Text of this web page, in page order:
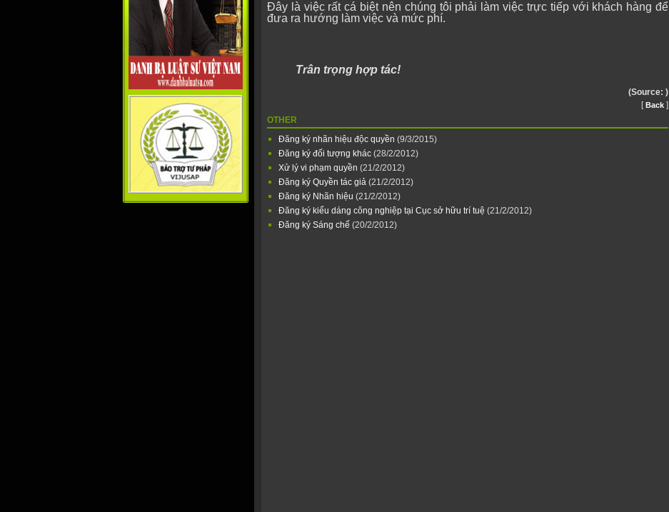
Đây là việc rất cá biệt nên chúng tôi phải làm việc trực tiếp với khách hàng để
đưa ra hướng làm việc và mức phí.
Trân trọng hợp tác!
(Source: )
[Back ]
OTHER
Đăng ký nhãn hiệu độc quyền (9/3/2015)
Đăng ký đối tượng khác (28/2/2012)
Xử lý vi phạm quyền (21/2/2012)
Đăng ký Quyền tác giả (21/2/2012)
Đăng ký Nhãn hiệu (21/2/2012)
Đăng ký kiểu dáng công nghiệp tại Cục sở hữu trí tuệ (21/2/2012)
Đăng ký Sáng chế (20/2/2012)